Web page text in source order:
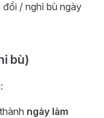
/ nghỉ bù ngày
bù)
ngày làm